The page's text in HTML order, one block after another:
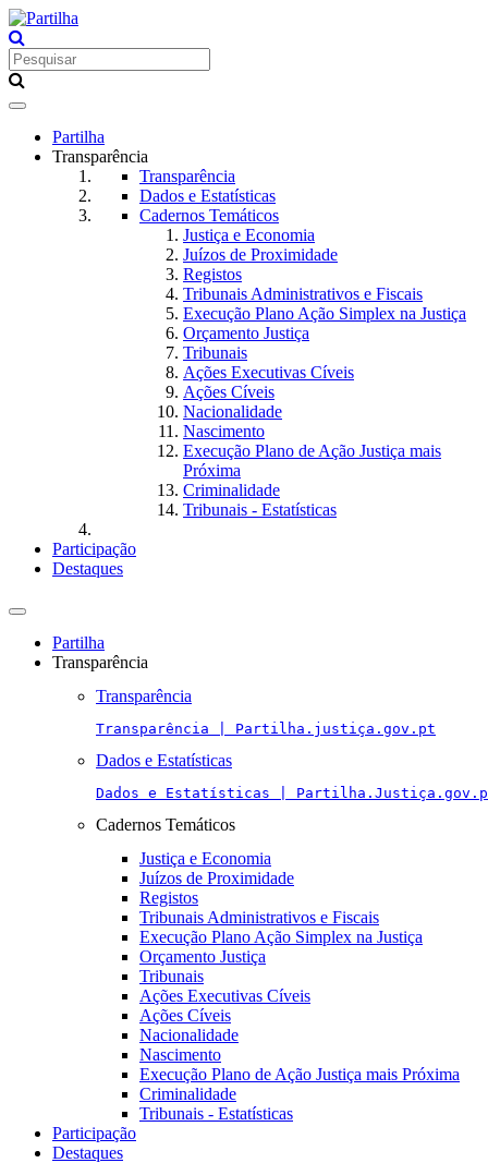
Toggle
navigationPartilha
Transparência
Transparência
Dados e Estatísticas
Cadernos Temáticos
Justiça e Economia
Juízos de Proximidade
Registos
Tribunais Administrativos e Fiscais
Execução Plano Ação Simplex na Justiça
Orçamento Justiça
Tribunais
Ações Executivas Cíveis
Ações Cíveis
Nacionalidade
Nascimento
Execução Plano de Ação Justiça mais
Próxima
Criminalidade
Tribunais - Estatísticas
Participação
Destaques
Toggle
navigationPartilha
Transparência
Transparência
Transparência | Partilha.justiça.gov.pt
Dados e Estatísticas
Dados e Estatísticas |
Cadernos Temáticos
Justiça e Economia
Juízos de Proximidade
Registos
Tribunais Administrativos e Fiscais
Execução Plano Ação Simplex na Justiça
Orçamento Justiça
Tribunais
Ações Executivas Cíveis
Ações Cíveis
Nacionalidade
Nascimento
Execução Plano de Ação Justiça mais Próxima
Criminalidade
Tribunais - Estatísticas
Participação
Destaques